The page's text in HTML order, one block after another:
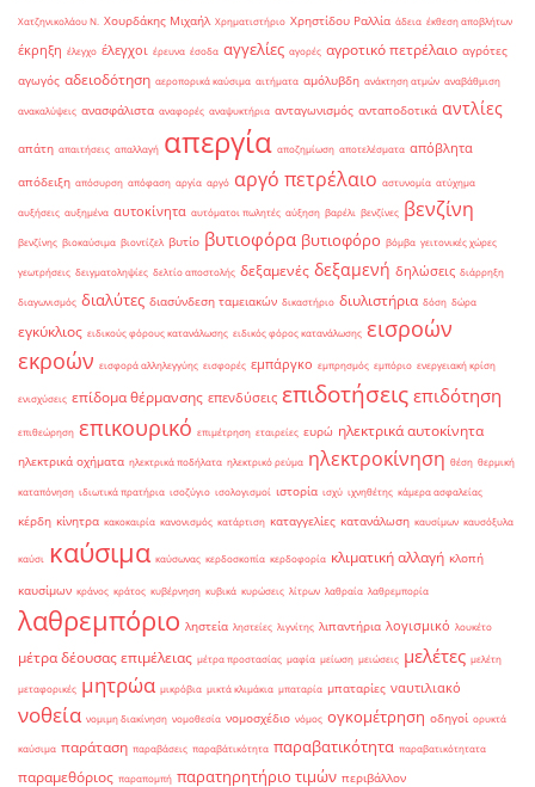
Χατζηνικολάου Ν. Χουρδάκης Μιχαήλ Χρηματιστήριο Χρηστίδου Ραλλία άδεια έκθεση αποβλήτων
έκρηξη έλεγχο έλεγχοι έρευνα έσοδα αγγελίες αγορές αγροτικό πετρέλαιο αγρότες
αγωγός αδειοδότηση αεροπορικά καύσιμα αιτήματα αμόλυβδη ανάκτηση ατμών αναβάθμιση
ανακαλύψεις ανασφάλιστα αναφορές αναψυκτήρια ανταγωνισμός ανταποδοτικά αντλίες
απάτη απαιτήσεις απαλλαγή απεργία αποζημίωση αποτελέσματα απόβλητα
απόδειξη απόσυρση απόφαση αργία αργό αργό πετρέλαιο αστυνομία ατύχημα
αυξήσεις αυξημένα αυτοκίνητα αυτόματοι πωλητές αύξηση βαρέλι βενζίνες βενζίνη
βενζίνης βιοκαύσιμα βιοντίζελ βυτίο βυτιοφόρα βυτιοφόρο βόμβα γειτονικές χώρες
γεωτρήσεις δειγματοληψίες δελτίο αποστολής δεξαμενές δεξαμενή δηλώσεις διάρρηξη
διαγωνισμός διαλύτες διασύνδεση ταμειακών δικαστήριο διυλιστήρια δόση δώρα
εγκύκλιος ειδικούς φόρους κατανάλωσης ειδικός φόρος κατανάλωσης εισροών
εκροών εισφορά αλληλεγγύης εισφορές εμπάργκο εμπρησμός εμπόριο ενεργειακή κρίση
ενισχύσεις επίδομα θέρμανσης επενδύσεις επιδοτήσεις επιδότηση
επιθεώρηση επικουρικό επιμέτρηση εταιρείες ευρώ ηλεκτρικά αυτοκίνητα
ηλεκτρικά οχήματα ηλεκτρικά ποδήλατα ηλεκτρικό ρεύμα ηλεκτροκίνηση θέση θερμική
καταπόνηση ιδιωτικά πρατήρια ισοζύγιο ισολογισμοί ιστορία ισχύ ιχνηθέτης κάμερα ασφαλείας
κέρδη κίνητρα κακοκαιρία κανονισμός κατάρτιση καταγγελίες κατανάλωση καυσίμων καυσόξυλα
καύσι καύσιμα καύσωνας κερδοσκοπία κερδοφορία κλιματική αλλαγή κλοπή
καυσίμων κράνος κράτος κυβέρνηση κυβικά κυρώσεις λίτρων λαθραία λαθρεμπορία
λαθρεμπόριο ληστεία ληστείες λιγνίτης λιπαντήρια λογισμικό λουκέτο
μέτρα δέουσας επιμέλειας μέτρα προστασίας μαφία μείωση μειώσεις μελέτες μελέτη
μεταφορικές μητρώα μικρόβια μικτά κλιμάκια μπαταρία μπαταρίες ναυτιλιακό
νοθεία νομιμη διακίνηση νομοθεσία νομοσχέδιο νόμος ογκομέτρηση οδηγοί ορυκτά
καύσιμα παράταση παραβάσεις παραβάτικότητα παραβατικότητα παραβατικότητατα
παραμεθόριος παραπομπή παρατηρητήριο τιμών περιβάλλον